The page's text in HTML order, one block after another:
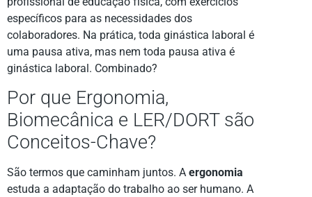
específicos para as necessidades dos
colaboradores. Na prática, toda ginástica laboral é
uma pausa ativa, mas nem toda pausa ativa é
ginástica laboral. Combinado?
Por que Ergonomia,
Biomecânica e LER/DORT são
Conceitos-Chave?
São termos que caminham juntos. A ergonomia
estuda a adaptação do trabalho ao ser humano. A